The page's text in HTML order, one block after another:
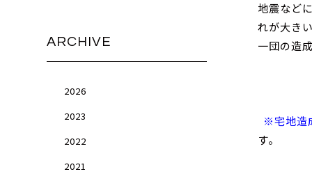
地震など
れが大きい
一団の造
※宅地造
す。
ARCHIVE
2026
2023
2022
2021